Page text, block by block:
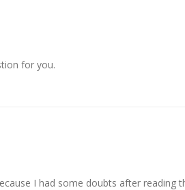
for you.
I had some doubts after reading